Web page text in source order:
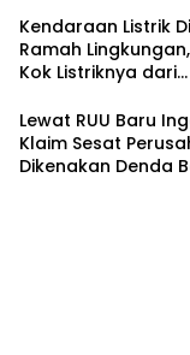
Kendaraan Listrik
Ramah
Kok Listriknya dari
Lewat RUU Baru
Klaim Sesat
Dikenakan Denda